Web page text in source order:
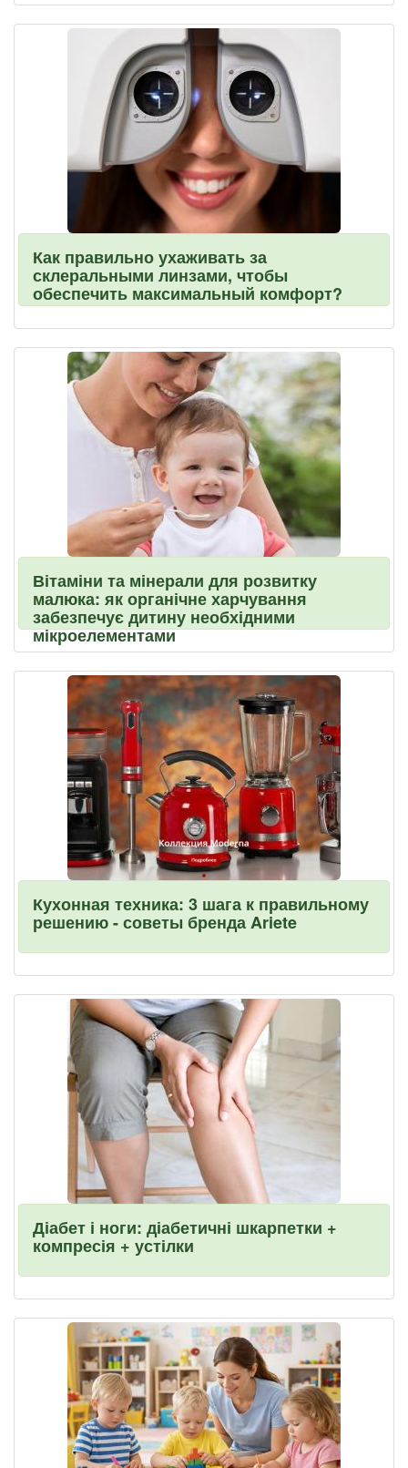
Как правильно ухаживать за
склеральными линзами, чтобы
обеспечить максимальный комфорт?
Вітаміни та мінерали для розвитку
малюка: як органічне харчування
забезпечує дитину необхідними
мікроелементами
Кухонная техника: 3 шага к правильному
решению - советы бренда Ariete
Діабет і ноги: діабетичні шкарпетки +
компресія + устілки